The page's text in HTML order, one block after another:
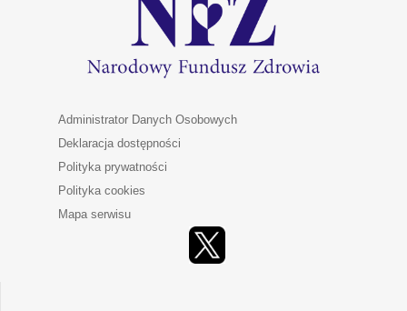
Administrator Danych Osobowych
Deklaracja dostępności
Polityka prywatności
Polityka cookies
Mapa serwisu